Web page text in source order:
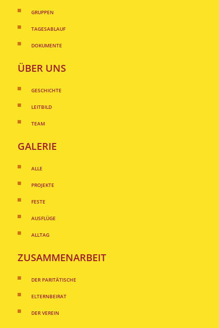
GRUPPEN
TAGESABLAUF
DOKUMENTE
ÜBER UNS
GESCHICHTE
LEITBILD
TEAM
GALERIE
ALLE
PROJEKTE
FESTE
AUSFLÜGE
ALLTAG
ZUSAMMENARBEIT
DER PARITÄTISCHE
ELTERNBEIRAT
DER VEREIN